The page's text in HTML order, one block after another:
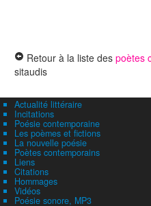
Retour à la liste des poètes
sitaudis
Actualité littéraire
Incitations
Poésie contemporaine
Les poèmes et fictions
La nouvelle poésie
Poètes contemporains
Liens
Citations
Hommages
Vidéos
Poésie sonore, MP3